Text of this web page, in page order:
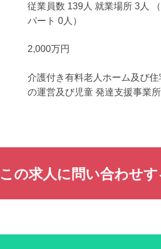
従業員数 139人 就業場所 3人
パート 0人）
2,000万円
介護付き有料老人ホーム及び
の運営及び児童 発達支援事業
この求人に問い合わせ